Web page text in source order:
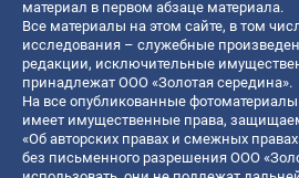
материал в первом абзаце материала.
Все материалы на этом сайте, в том
исследования – служебные
редакции, исключительные
принадлежат ООО «Золотая середина».
На все опубликованные
имеет имущественные права,
«Об авторских правах и смежных
без письменного разрешения ООО